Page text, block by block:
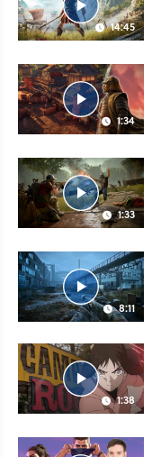
14:45
1:34
1:33
8:11
1:38